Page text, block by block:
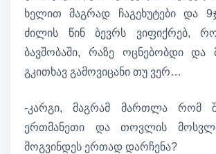
ხელით მაგრად ჩაგეხუტები და
ძილის წინ ბევრს ვიფიქრებ,
ბავშობაში, რაზე ოცნებობდი
გკითხავ გამოვიცანი თუ ვერ…
-კარგი, მაგრამ მართლა რომ
ერთმანეთი და თოვლის
მოგვინდეს ერთად დარჩენა?